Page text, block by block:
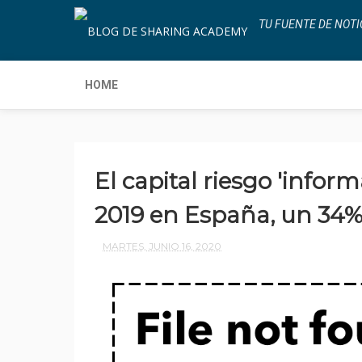
TU FUENTE DE
HOME
El capital riesgo
2019 en España, un
MARTES, JUNIO 16, 2020